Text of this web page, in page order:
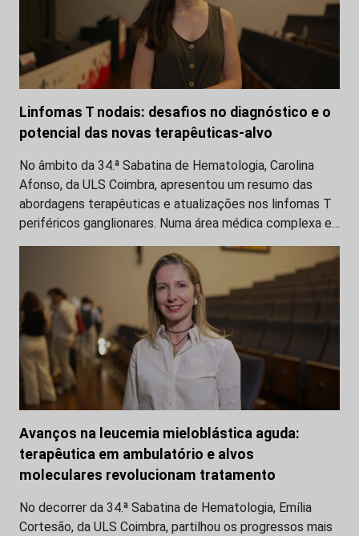
Linfomas T nodais: desafios no diagnóstico e o
potencial das novas terapêuticas-alvo
No âmbito da 34.ª Sabatina de Hematologia, Carolina
Afonso, da ULS Coimbra, apresentou um resumo das
abordagens terapêuticas e atualizações nos linfomas T
periféricos ganglionares. Numa área médica complexa e…
Avanços na leucemia mieloblástica aguda:
terapêutica em ambulatório e alvos
moleculares revolucionam tratamento
No decorrer da 34.ª Sabatina de Hematologia, Emília
Cortesão, da ULS Coimbra, partilhou os progressos mais